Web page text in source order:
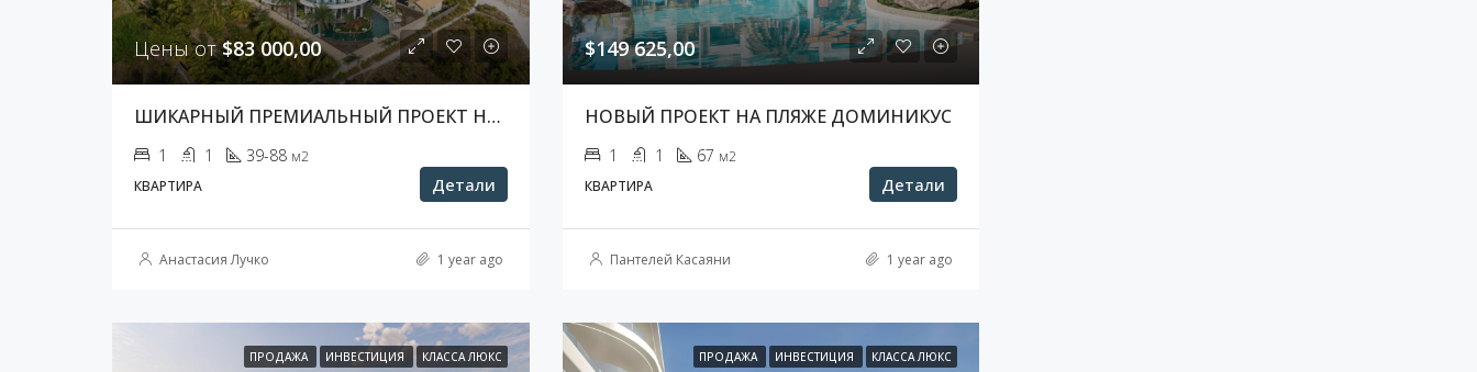
Цены от$83 000,00
ШИКАРНЫЙ ПРЕМИАЛЬНЫЙ ПРОЕКТ НА ЗАНЗИБАРЕ
1 1 39-88 м2
КВАРТИРА
Детали
Анастасия Лучко 1 year ago
$149 625,00
НОВЫЙ ПРОЕКТ НА ПЛЯЖЕ ДОМИНИКУС
1 1 67 м2
КВАРТИРА
Детали
Пантелей Касаяни 1 year ago
ПРОДАЖА ИНВЕСТИЦИЯ КЛАССА ЛЮКС ПРОДАЖА ИНВЕСТИЦИЯ КЛАССА ЛЮКС